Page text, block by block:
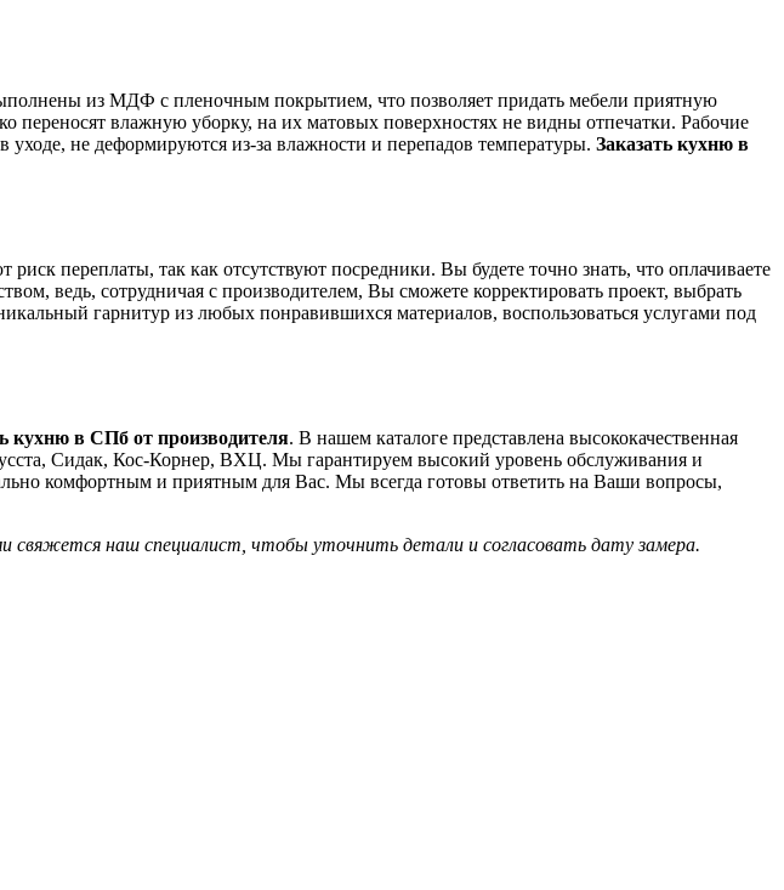
из МДФ с пленочным покрытием, что позволяет придать мебели приятную
переносят влажную уборку, на их матовых поверхностях не видны отпечатки. Рабочие
не деформируются из-за влажности и перепадов температуры. Заказать кухню в
переплаты, так как отсутствуют посредники. Вы будете точно знать, что оплачиваете
ведь, сотрудничая с производителем, Вы сможете корректировать проект, выбрать
гарнитур из любых понравившихся материалов, воспользоваться услугами под
кухню в СПб от производителя. В нашем каталоге представлена высококачественная
Сидак, Кос-Корнер, ВХЦ. Мы гарантируем высокий уровень обслуживания и
комфортным и приятным для Вас. Мы всегда готовы ответить на Ваши вопросы,
свяжется наш специалист, чтобы уточнить детали и согласовать дату замера.